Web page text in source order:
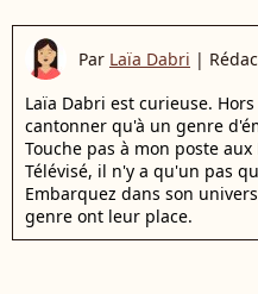
Par Laïa Dabri |
Laïa Dabri est curieuse.
cantonner qu'à un genre
Touche pas à mon poste
Télévisé, il n'y a qu'un pas
Embarquez dans son
genre ont leur place.